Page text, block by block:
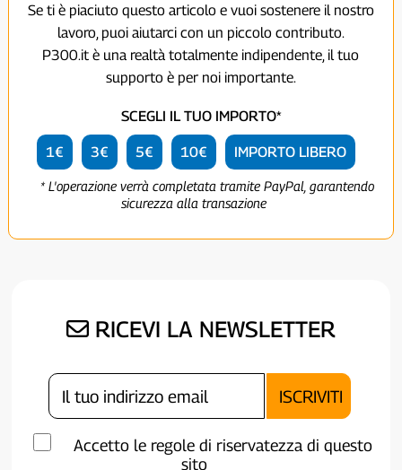
Se ti è piaciuto questo articolo e vuoi sostenere il nostro
lavoro, puoi aiutarci con un piccolo contributo.
P300.it è una realtà totalmente indipendente, il tuo
supporto è per noi importante.
SCEGLI IL TUO IMPORTO*
1€ 3€ 5€ 10€ IMPORTO LIBERO
* L'operazione verrà completata tramite PayPal, garantendo
sicurezza alla transazione
RICEVI LA NEWSLETTER
Accetto le regole di riservatezza di questo
sito